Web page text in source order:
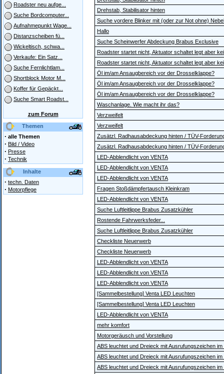
Roadster neu aufge...
Suche Bordcomputer...
Aufnahmepunkt Wage...
Distanzscheiben fü...
Wickeltisch, schwa...
Verkaufe: Ein Satz...
Suche Fernlichtlam...
Shortblock Motor M...
Koffer für Gepäckt...
Suche Smart Roadst...
zum Forum
Themen
· alle Themen
· Bild / Video
· Presse
· Technik
Inhalte
· techn. Daten
· Motorpflege
Drehstab, Stabilisator hinten
Suche vordere Blinker mit (oder zur Not ohne)
Hallo
Suche Scheinwerfer Abdeckung Brabus Exclusive
Roadster startet nicht, Aktuator schaltet legt aber
Roadster startet nicht, Aktuator schaltet legt aber
Öl im/am Ansaugbereich vor der Drosselklappe?
Öl im/am Ansaugbereich vor der Drosselklappe?
Öl im/am Ansaugbereich vor der Drosselklappe?
Waschanlage. Wie macht ihr das?
Verzweifelt
Verzweifelt
Zusätzl. Radhausabdeckung hinten / TÜV-
Zusätzl. Radhausabdeckung hinten / TÜV-
LED-Abblendlicht von VENTA
LED-Abblendlicht von VENTA
LED-Abblendlicht von VENTA
Fragen Stoßdämpfertausch Kleinkram
LED-Abblendlicht von VENTA
Suche Luftleitlippe Brabus Zusatzkühler
Rostende Fahrwerksfeder...
Suche Luftleitlippe Brabus Zusatzkühler
Checkliste Neuerwerb
Checkliste Neuerwerb
LED-Abblendlicht von VENTA
LED-Abblendlicht von VENTA
LED-Abblendlicht von VENTA
[Sammelbestellung] Venta LED Leuchten
[Sammelbestellung] Venta LED Leuchten
LED-Abblendlicht von VENTA
mehr komfort
Motorgeräusch und Vorstellung
ABS leuchtet und Dreieck mit Ausrufungszeichen im
ABS leuchtet und Dreieck mit Ausrufungszeichen im
ABS leuchtet und Dreieck mit Ausrufungszeichen im